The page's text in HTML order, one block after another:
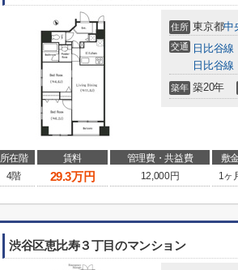
住所 東京都中
交通 日比谷線
日比谷線
築年 築20年
所在階 賃料 管理費・共益費 敷金
4階
29.3万円 12,000円 1ヶ
渋谷区恵比寿３丁目のマンション